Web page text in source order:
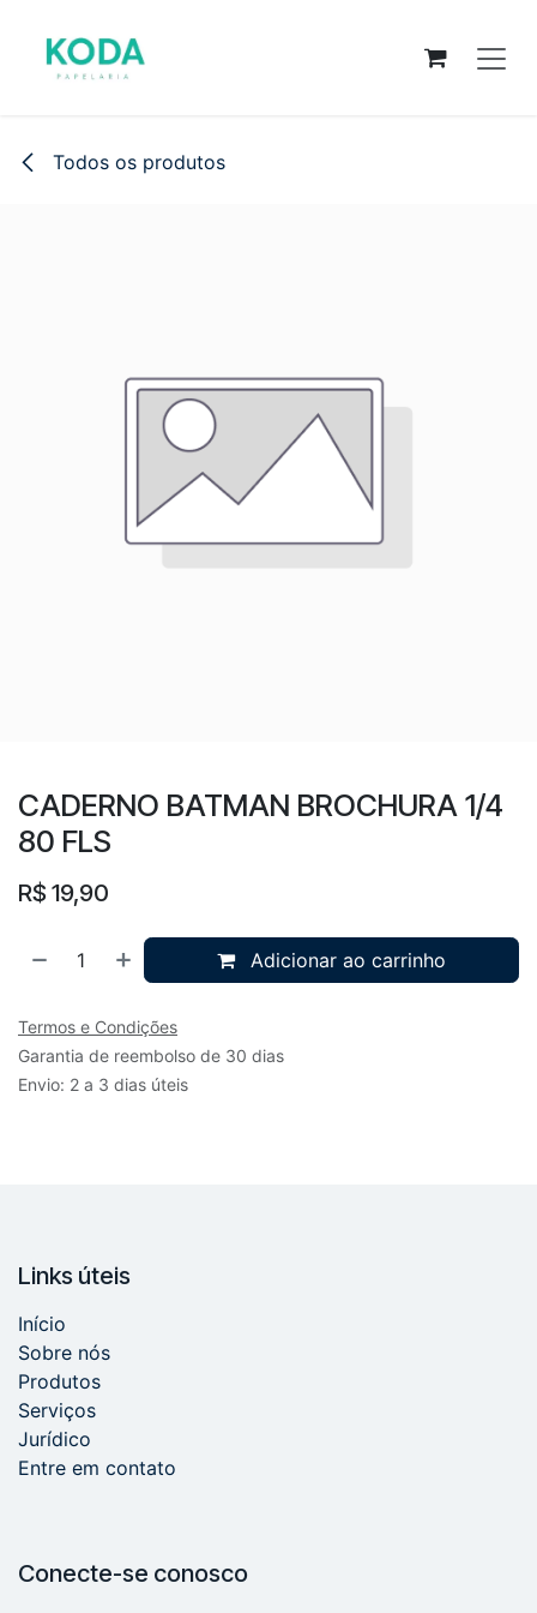
Todos os produtos
CADERNO BATMAN BROCHURA 1/4
80 FLS
R$ 19,90
Adicionar ao carrinho
Termos e Condições
Garantia de reembolso de 30 dias
Envio: 2 a 3 dias úteis
Links úteis
Início
Sobre nós
Produtos
Serviços
Jurídico
Entre em contato
Conecte-se conosco